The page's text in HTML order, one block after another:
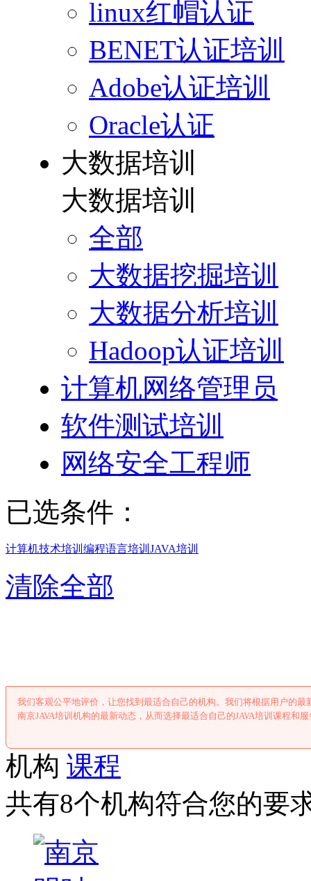
linux红帽认证
BENET认证培训
Adobe认证培训
Oracle认证
大数据培训
大数据培训
全部
大数据挖掘培训
大数据分析培训
Hadoop认证培训
计算机网络管理员
软件测试培训
网络安全工程师
已选条件：
计算机技术培训 编程语言培训 JAVA培训
清除全部
我们客观公平地评价，让您找到最适合自己的机构。我们将根据用户的
南京JAVA培训机构的最新动态，从而选择最适合自己的JAVA培训课程和
机构 课程
共有8个机构符合您的要